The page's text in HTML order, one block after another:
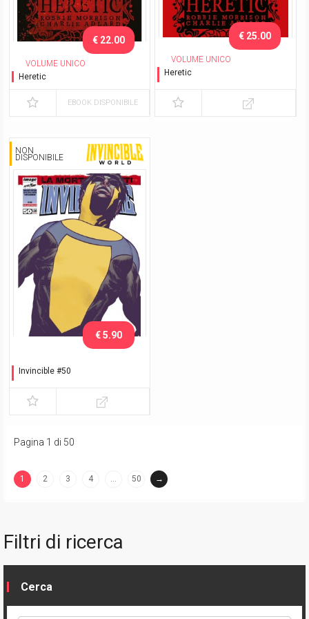
VOLUME UNICO
Heretic
€ 22.00
EBOOK DISPONIBILE
VOLUME UNICO
Heretic
2025
€ 25.00
NON
DISPONIBILE
Invincible #50
€ 5.90
Pagina 1 di 50
1
2 3 4 … 50 →
Filtri di ricerca
Cerca